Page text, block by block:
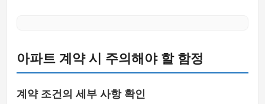
아파트 계약 시 주의해야 할 함정
계약 조건의 세부 사항 확인